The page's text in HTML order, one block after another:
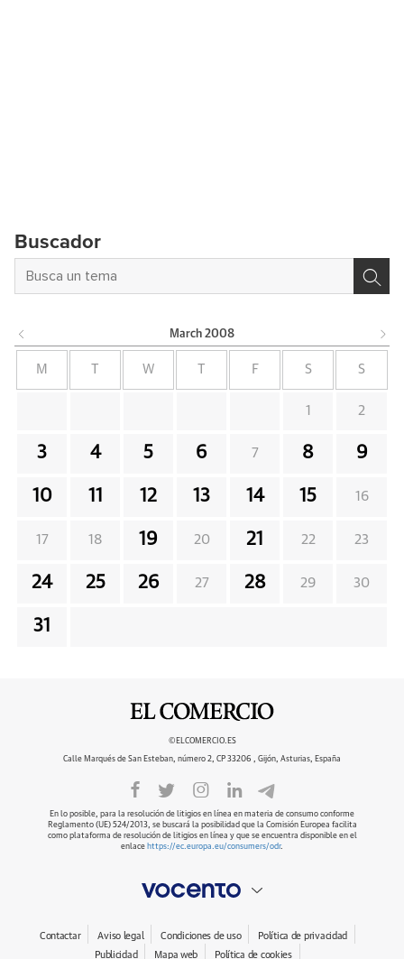
Buscador
March 2008
M W F S S
1 2
3 4 5 6 7 8 9
10 11 12 13 14 15 16
17 18 19 20 21 22 23
24 25 26 27 28 29 30
31
©ELCOMERCIO.ES
Calle Marqués de San Esteban, número 2, CP 33206 , Gijón, Asturias, España
En lo posible, para la resolución de litigios en línea en materia de consumo conforme
Reglamento (UE) 524/2013, se buscará la posibilidad que la Comisión Europea facilita
como plataforma de resolución de litigios en línea y que se encuentra disponible en el
enlace https://ec.europa.eu/consumers/odr.
Contactar Aviso legal Condiciones de uso
Política de privacidad
Publicidad
Mapa web Política de cookies